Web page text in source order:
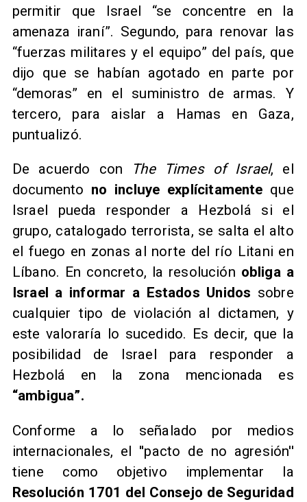
permitir que Israel “se concentre en la
amenaza iraní”. Segundo, para renovar las
“fuerzas militares y el equipo” del país, que
dijo que se habían agotado en parte por
“demoras” en el suministro de armas. Y
tercero, para aislar a Hamas en Gaza,
puntualizó.
De acuerdo con The Times of Israel, el
documento no incluye explícitamente que
Israel pueda responder a Hezbolá si el
grupo, catalogado terrorista, se salta el alto
el fuego en zonas al norte del río Litani en
Líbano. En concreto, la resolución obliga a
Israel a informar a Estados Unidos sobre
cualquier tipo de violación al dictamen, y
este valoraría lo sucedido. Es decir, que la
posibilidad de Israel para responder a
Hezbolá en la zona mencionada es
“ambigua”.
Conforme a lo señalado por medios
internacionales, el ''pacto de no agresión''
tiene como objetivo implementar la
Resolución 1701 del Consejo de Seguridad